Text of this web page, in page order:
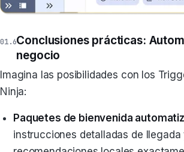
Conclusiones prácticas:
negocio
Imagina las posibilidades con los
Ninja:
Paquetes de bienvenida
instrucciones detalladas de llegada